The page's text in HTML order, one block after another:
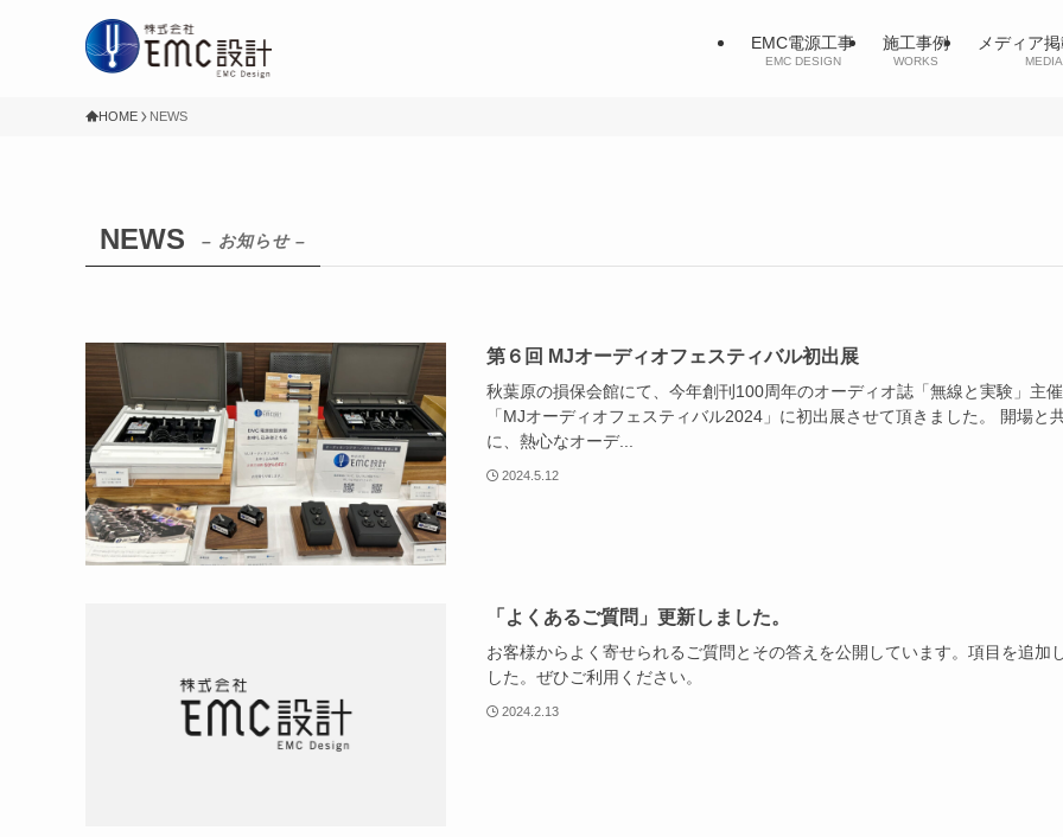
EMC電源工事
EMC DESIGN
施工事例
WORKS
メディア
MEDIA
HOME NEWS
NEWS – お知らせ –
第６回 MJオーディオフェスティバル初出展
秋葉原の損保会館にて、今年創刊100周年のオーディオ誌「無線と実験」主
「MJオーディオフェスティバル2024」に初出展させて頂きました。 開場と
に、熱心なオーデ...
2024.5.12
「よくあるご質問」更新しました。
お客様からよく寄せられるご質問とその答えを公開しています。項目を追加
した。ぜひご利用ください。
2024.2.13